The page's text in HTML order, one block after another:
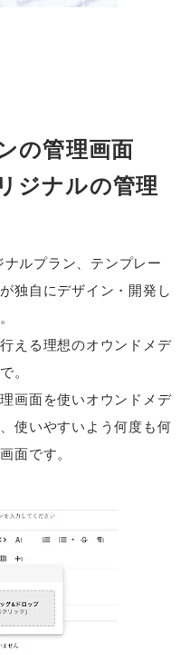
の管理画面
ジナルの管理
ルプラン、テンプレー
独自にデザイン・開発し
える理想のオウンドメデ
。
画面を使いオウンドメデ
使いやすいよう何度も何
面です。